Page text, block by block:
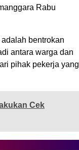
Rabu
bentrokan
antara warga dan
pihak pekerja yang
Cek